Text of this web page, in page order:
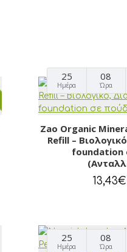
25
Ημέρα
08
Ώρα
Zao Organic
Refill –
foundation
13,43€
25
Ημέρα
08
Ώρα